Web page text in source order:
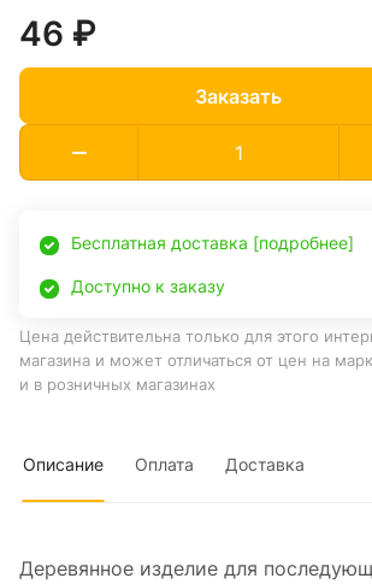
46 ₽
Заказать
Бесплатная доставка [подробнее]
Доступно к заказу
Цена действительна только для этого
магазина и может отличаться от цен на
и в розничных магазинах
Описание Оплата Доставка
Деревянное изделие для